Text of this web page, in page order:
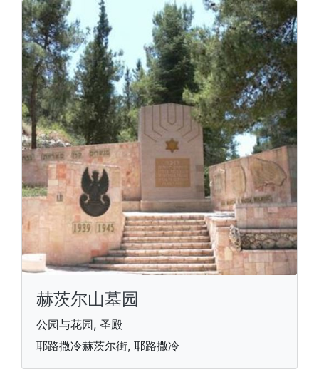
赫茨尔山墓园
公园与花园, 圣殿
耶路撒冷赫茨尔街, 耶路撒冷